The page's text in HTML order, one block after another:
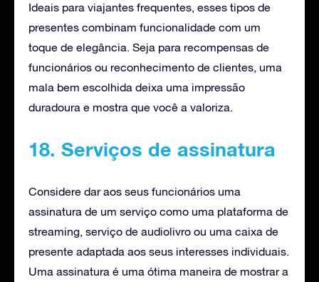
Ideais para viajantes frequentes, esses tipos de
presentes combinam funcionalidade com um
toque de elegância. Seja para recompensas de
funcionários ou reconhecimento de clientes, uma
mala bem escolhida deixa uma impressão
duradoura e mostra que você a valoriza.
18. Serviços de assinatura
Considere dar aos seus funcionários uma
assinatura de um serviço como uma plataforma de
streaming, serviço de audiolivro ou uma caixa de
presente adaptada aos seus interesses individuais.
Uma assinatura é uma ótima maneira de mostrar a